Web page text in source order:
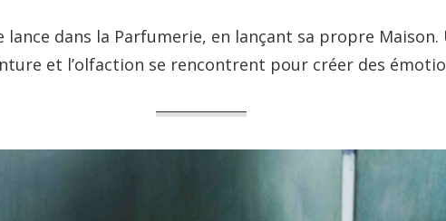
lance dans la Parfumerie, en lançant sa propre
et l’olfaction se rencontrent pour créer des